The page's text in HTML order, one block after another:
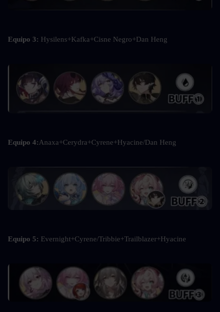
Equipo 3: Hysilens+Kafka+Cisne Negro+Dan Heng
Equipo 4:Anaxa+Cerydra+Cyrene+Hyacine/Dan Heng
Equipo 5: Evernight+Cyrene/Tribbie+Trailblazer+Hyacine